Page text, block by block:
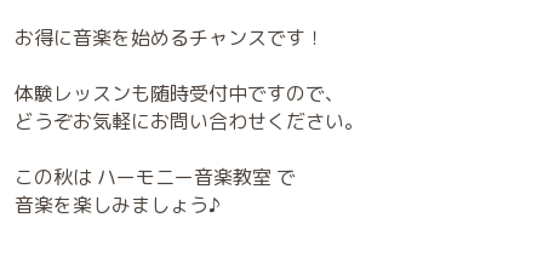
お得に音楽を始めるチャンスです！
体験レッスンも随時受付中ですので、
どうぞお気軽にお問い合わせください。
この秋は ハーモニー音楽教室 で
音楽を楽しみましょう♪